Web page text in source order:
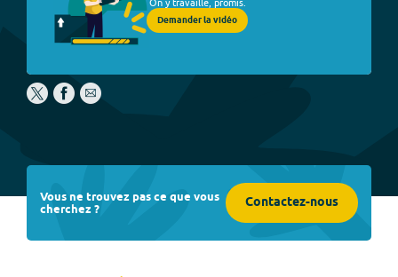
Demander la vidéo
Vous ne trouvez pas ce que vous
cherchez ? Contactez-nous